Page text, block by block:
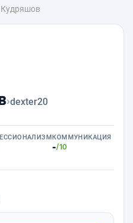
›dexter20
КОММУНИКАЦИЯ
-/10